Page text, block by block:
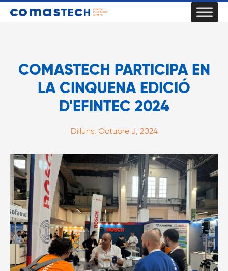
COMASTECH PARTICIPA EN
LA CINQUENA EDICIÓ
D'EFINTEC 2024
Dilluns, Octubre J, 2024